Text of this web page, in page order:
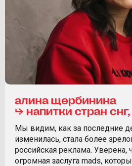
алина щербинина
⮡ напитки стран
Мы видим, как за последние
изменилась, стала более
российская реклама. Уверена,
огромная заслуга mads,